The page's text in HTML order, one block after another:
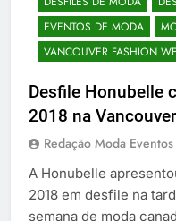
EVENTOS DE MODA
VANCOUVER FASHION
Desfile Honubelle
2018 na
Redação Moda Eventos
A Honubelle
2018 em desfile na
semana de moda